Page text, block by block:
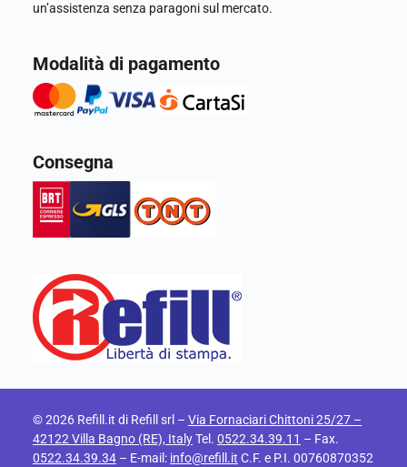
un’assistenza senza paragoni sul mercato.
Modalità di pagamento
Consegna
© 2026 Refill.it di Refill srl – Via Fornaciari Chittoni 25/27 –
42122 Villa Bagno (RE), ItalyTel. 0522.34.39.11 – Fax.
0522.34.39.34 – E-mail: info@refill.it C.F. e P.I. 00760870352